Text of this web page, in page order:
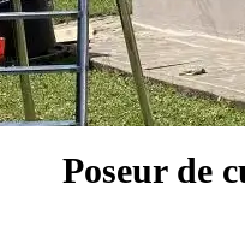
Poseur de